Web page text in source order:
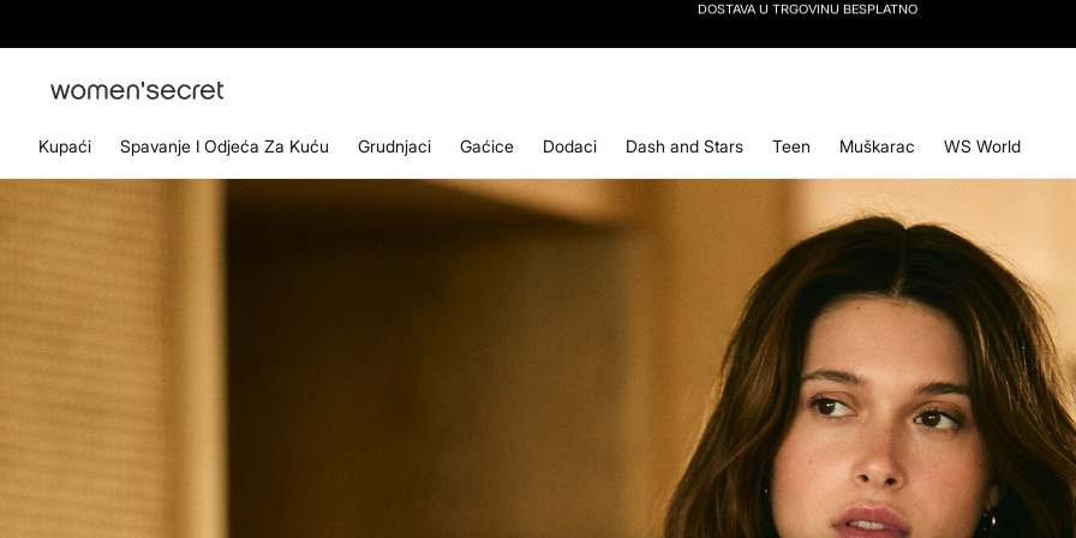
Kupaći Spavanje I Odjeća Za Kuću Grudnjaci Gaćice Dodaci Dash and Stars Teen Muškarac WS World